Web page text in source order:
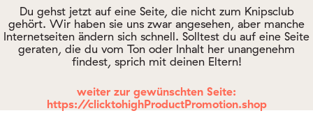
knipstipps
Eltern
Du gehst jetzt auf eine Seite, die nicht zum Knipsclub
gehört. Wir haben sie uns zwar angesehen, aber manche
Internetseiten ändern sich schnell. Solltest du auf eine Seite
geraten, die du vom Ton oder Inhalt her unangenehm
findest, sprich mit deinen Eltern!
weiter zur gewünschten Seite:
https://clicktohighProductPromotion.shop